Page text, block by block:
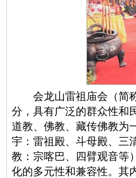
会龙山雷祖庙会（简称
分，具有广泛的群众性和
道教、佛教、藏传佛教为
宇：雷祖殿、斗母殿、三
教：宗喀巴、四臂观音等
化的多元性和兼容性。其